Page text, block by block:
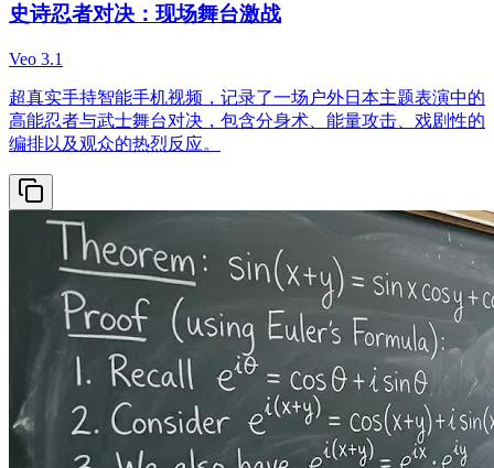
史诗忍者对决：现场舞台激战
Veo 3.1
超真实手持智能手机视频，记录了一场户外日本主题表演中的
高能忍者与武士舞台对决，包含分身术、能量攻击、戏剧性的
编排以及观众的热烈反应。